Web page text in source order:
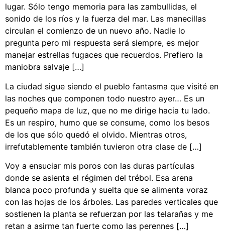
lugar. Sólo tengo memoria para las zambullidas, el
sonido de los ríos y la fuerza del mar. Las manecillas
circulan el comienzo de un nuevo año. Nadie lo
pregunta pero mi respuesta será siempre, es mejor
manejar estrellas fugaces que recuerdos. Prefiero la
maniobra salvaje […]
La ciudad sigue siendo el pueblo fantasma que visité en
las noches que componen todo nuestro ayer… Es un
pequeño mapa de luz, que no me dirige hacia tu lado.
Es un respiro, humo que se consume, como los besos
de los que sólo quedó el olvido. Mientras otros,
irrefutablemente también tuvieron otra clase de […]
Voy a ensuciar mis poros con las duras partículas
donde se asienta el régimen del trébol. Esa arena
blanca poco profunda y suelta que se alimenta voraz
con las hojas de los árboles. Las paredes verticales que
sostienen la planta se refuerzan por las telarañas y me
retan a asirme tan fuerte como las perennes […]